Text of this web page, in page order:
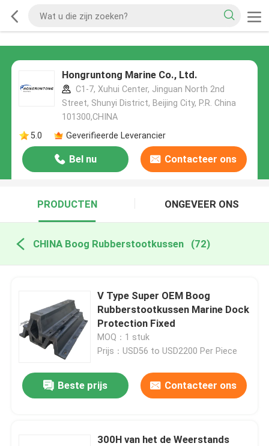
Hongruntong Marine Co., Ltd.
C1-7, Xuhui Center, Jinguan North 2nd
Street, Shunyi District, Beijing City, P.R. China
101300,CHINA
5.0
Geverifieerde Leverancier
Bel nu Contacteer ons
PRODUCTEN ONGEVEER ONS
CHINA Boog Rubberstootkussen (72)
V Type Super OEM Boog
Rubberstootkussen Marine Dock
Protection Fixed
MOQ：1 stuk
Prijs：USD56 to USD2200 Per Piece
Beste prijs Contacteer ons
300H van het de Weerstands